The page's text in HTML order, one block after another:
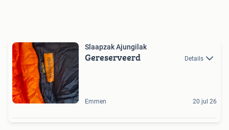
Slaapzak Ajungilak
Gereserveerd Details
Emmen 20 jul 26